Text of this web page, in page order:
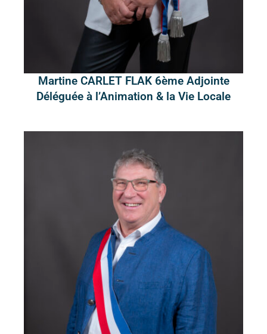
Martine CARLET FLAK 6ème Adjointe
Déléguée à l’Animation & la Vie Locale